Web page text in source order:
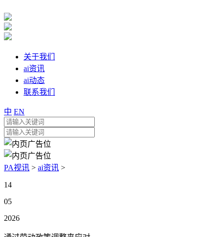
关于我们
ai资讯
ai动态
联系我们
中 EN
PA视讯 > ai资讯 >
14
05
2026